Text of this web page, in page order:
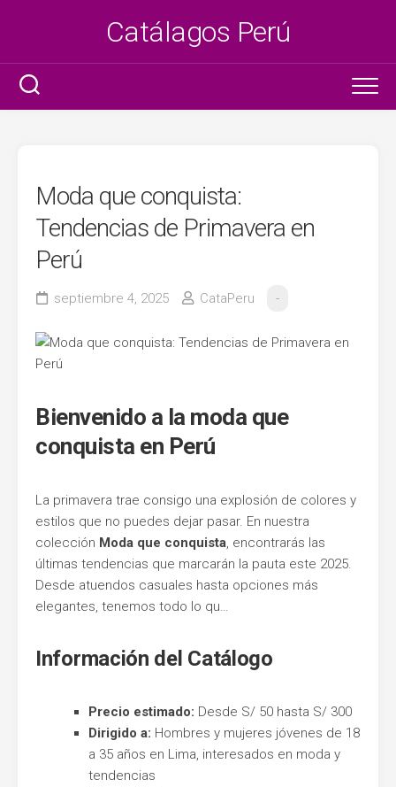
Catálagos Perú
Tottus
Azaleia
Metro
Plaza Vea
Moda que conquista:
Tendencias de Primavera en
Perú
septiembre 4, 2025 CataPeru -
Bienvenido a la moda que
conquista en Perú
La primavera trae consigo una explosión de colores y
estilos que no puedes dejar pasar. En nuestra
colección Moda que conquista, encontrarás las
últimas tendencias que marcarán la pauta este 2025.
Desde atuendos casuales hasta opciones más
elegantes, tenemos todo lo qu…
Información del Catálogo
Precio estimado: Desde S/ 50 hasta S/ 300
Dirigido a: Hombres y mujeres jóvenes de 18
a 35 años en Lima, interesados en moda y
tendencias